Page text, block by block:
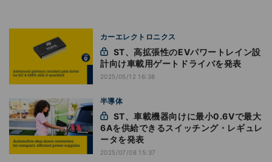
カーエレクトロニクス
計向け車載用ゲートドライバを発表
2025/05/12 16:38
半導体
6Aを供給できるスイッチング・レギュレ
ータを発表
2025/07/08 15:37